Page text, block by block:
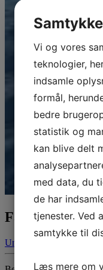
Fastelavn 2010
Ungdom
Vi og vores
teknologier,
indsamle
formål,
bedre
statistik og
kan blive delt
med data, du
de har
tjenester. Ved
samtykke til
Læs mere om